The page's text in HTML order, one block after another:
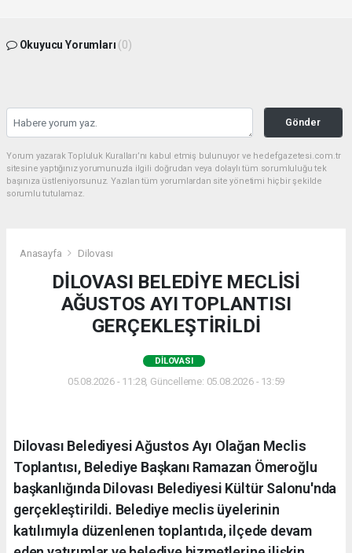
Okuyucu Yorumları (0)
Gönder
Yorum yazarak Topluluk Kuralları’nı kabul etmiş bulunuyor ve hedefgazetesi.com.tr
sitesine yaptığınız yorumunuzla ilgili doğrudan veya dolaylı tüm sorumluluğu tek
başınıza üstleniyorsunuz. Yazılan tüm yorumlardan site yönetimi hiçbir şekilde
sorumlu tutulamaz.
Anasayfa Dilovası
DİLOVASI BELEDİYE MECLİSİ
AĞUSTOS AYI TOPLANTISI
GERÇEKLEŞTİRİLDİ
DILOVASI
05.08.2026 - 11:28, Güncelleme: 05.08.2026 - 13:59
Dilovası Belediyesi Ağustos Ayı Olağan Meclis
Toplantısı, Belediye Başkanı Ramazan Ömeroğlu
başkanlığında Dilovası Belediyesi Kültür Salonu'nda
gerçekleştirildi. Belediye meclis üyelerinin
katılımıyla düzenlenen toplantıda, ilçede devam